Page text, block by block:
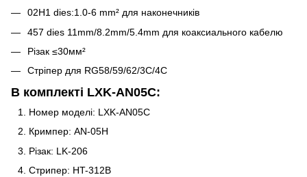
02H1 dies:1.0-6 mm² для наконечників
457 dies 11mm/8.2mm/5.4mm для коаксиального кабелю
Різак ≤30мм²
Стріпер для RG58/59/62/3C/4C
В комплекті LXK-AN05C:
Номер моделі: LXK-AN05C
Кримпер: AN-05H
Різак: LK-206
Стрипер: HT-312B